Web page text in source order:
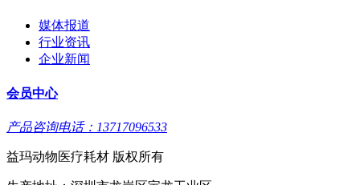
媒体报道
行业资讯
企业新闻
会员中心
产品咨询电话：13717096533
益玛动物医疗耗材 版权所有